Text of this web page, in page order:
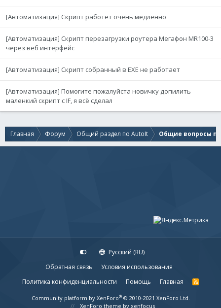
[Автоматизация] Скрипт работет очень медленно
[Автоматизация] Скрипт перезагрузки роутера Мегафон MR100-3
через веб интерфейс
[Автоматизация] Скрипт собранный в EXE не работает
[Автоматизация] Помогите пожалуйста новичку допилить
маленкий скрипт с IF, я всё сделал
Главная Форум Общий раздел по AutoIt Общие вопросы
Русский (RU)
Обратная связь
Условия использования
Политика конфиденциальности
Помощь Главная
R
S
Community platform by XenForo® © 2010-2021 XenForo Ltd.
XenForo theme by xenfocus